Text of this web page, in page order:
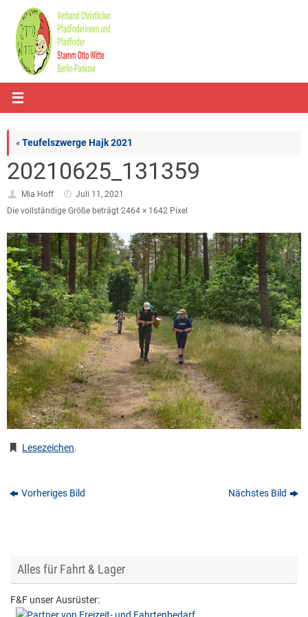
Inhalt
springen
«Teufelszwerge Hajk 2021
20210625_131359
Mia Hoff
Juli 11, 2021
Die vollständige Größe beträgt 2464 × 1642 Pixel
Lesezeichen.
Vorheriges Bild Nächstes Bild
Alles für Fahrt & Lager
F&F unser Ausrüster: